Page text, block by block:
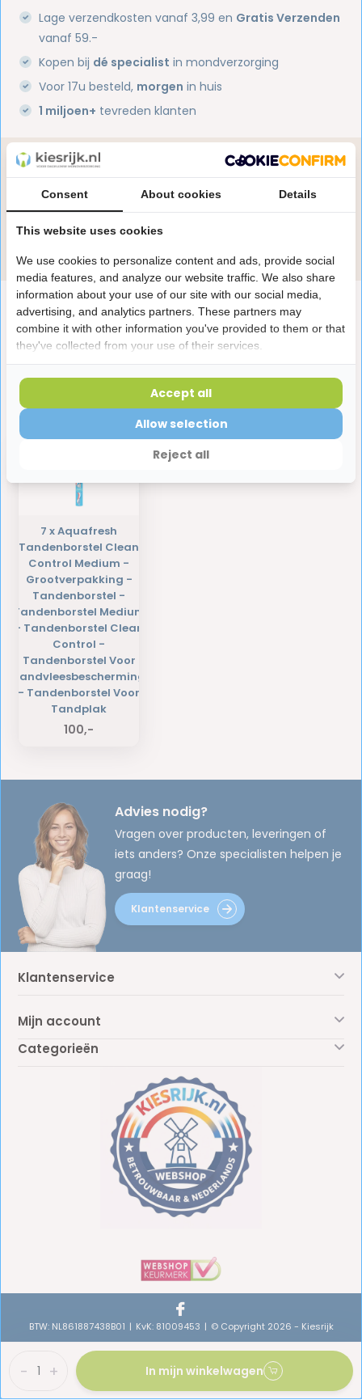
+
- In mijn winkelwagen
Lage verzendkosten vanaf 3,99 en Gratis Verzenden
vanaf 59.-
Kopen bij dé specialist in mondverzorging
Voor 17u besteld, morgen in huis
1 miljoen+ tevreden klanten
Productomschrijving
Reviews
Heb je een vraag over dit product?
Onze specialisten helpen je graag! Spreek ons aan
in de chat of stuur een e-mail.
Laatst bekeken producten
7 x Aquafresh
Tandenborstel Clean
Control Medium -
Grootverpakking -
Tandenborstel -
Tandenborstel Medium
- Tandenborstel Clean
Control -
Tandenborstel Voor
Tandvleesbescherming
- Tandenborstel Voor
Tandplak
100,-
Advies nodig?
Vragen over producten, leveringen of
iets anders? Onze specialisten helpen je
graag!
Klantenservice
Klantenservice
Mijn account
Categorieën
BTW: NL861887438B01 KvK: 81009453 © Copyright 2026 - Kiesrijk
Consent About cookies Details
This website uses cookies
We use cookies to personalize content and ads, provide social
media features, and analyze our website traffic. We also share
information about your use of our site with our social media,
advertising, and analytics partners. These partners may
combine it with other information you've provided to them or that
they've collected from your use of their services.
Reject all
Allow selection
Accept all